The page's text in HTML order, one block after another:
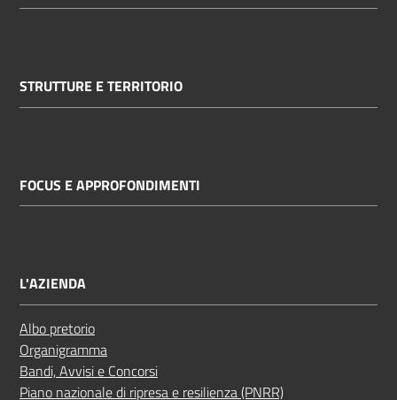
STRUTTURE E TERRITORIO
FOCUS E APPROFONDIMENTI
L'AZIENDA
Albo pretorio
Organigramma
Bandi, Avvisi e Concorsi
Piano nazionale di ripresa e resilienza (PNRR)